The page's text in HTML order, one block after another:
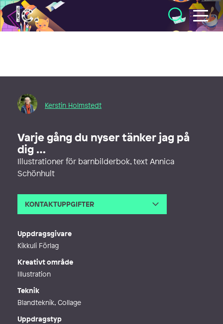
Illustratörcentrum
Kerstin Holmstedt
Varje gång du nyser tänker jag på
dig …
Illustrationer för barnbilderbok, text Annica
Schönhult
KONTAKTUPPGIFTER
Uppdragsgivare
Kikkuli Förlag
Kreativt område
Illustration
Teknik
Blandteknik, Collage
Uppdragstyp